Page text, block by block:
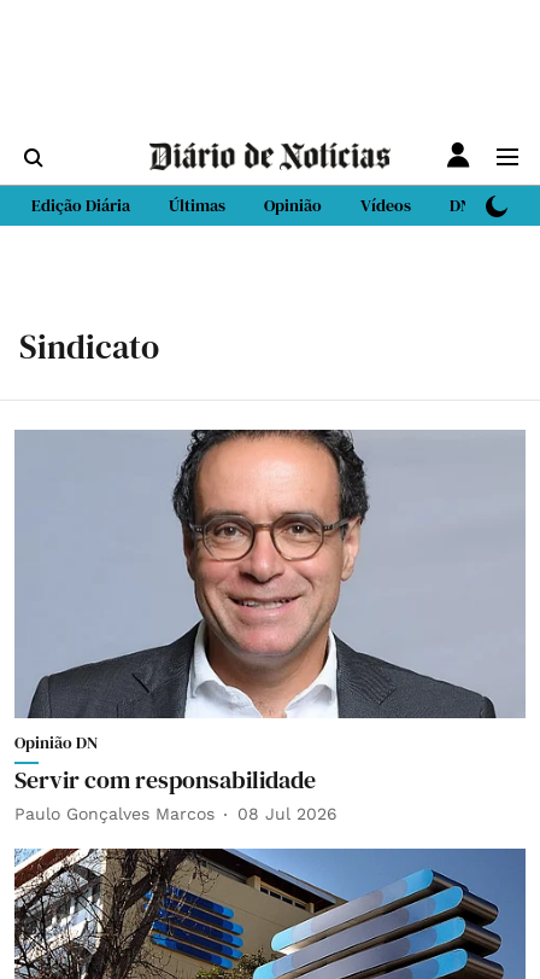
Edição Diária Últimas Opinião Vídeos DN Sport
Sindicato
Opinião DN
Servir com responsabilidade
Paulo Gonçalves Marcos 08 Jul 2026